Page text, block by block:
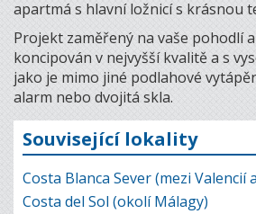
apartmá s hlavní ložnicí s krásnou
Projekt zaměřený na vaše pohodlí
koncipován v nejvyšší kvalitě a s
jako je mimo jiné podlahové
alarm nebo dvojitá skla.
Související lokality
Costa Blanca Sever (mezi Valencií
Costa del Sol (okolí Málagy)